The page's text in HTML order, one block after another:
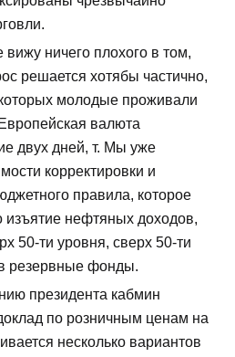
ничего плохого в том,
решается хотябы частично,
молодые проживали
валюта
двух дней, т. Мы уже
корректировки и
правила, которое
изъятие нефтяных доходов,
50-ти уровня, сверх 50-ти
резервные фонды.
президента кабмин
по розничным ценам на
несколько вариантов